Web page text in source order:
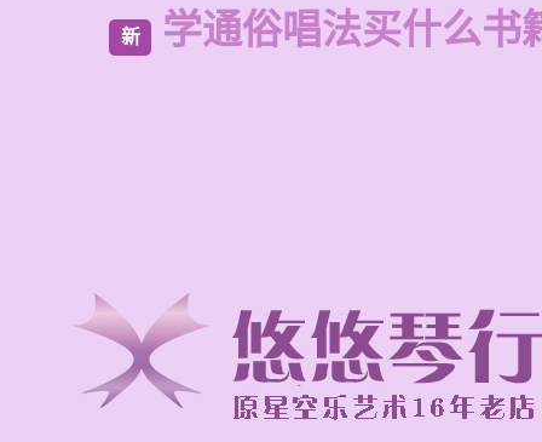
新 学通俗唱法买什么书